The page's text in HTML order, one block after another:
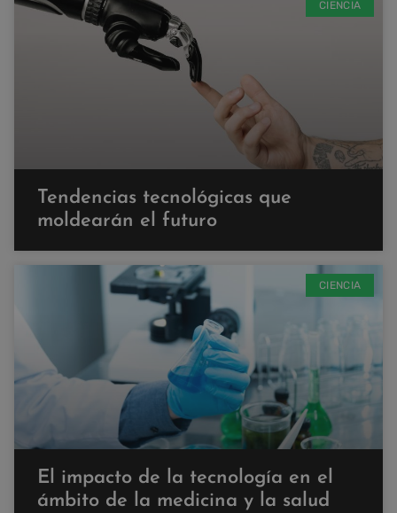
CIENCIA
Tendencias tecnológicas que
moldearán el futuro
CIENCIA
El impacto de la tecnología en el
ámbito de la medicina y la salud